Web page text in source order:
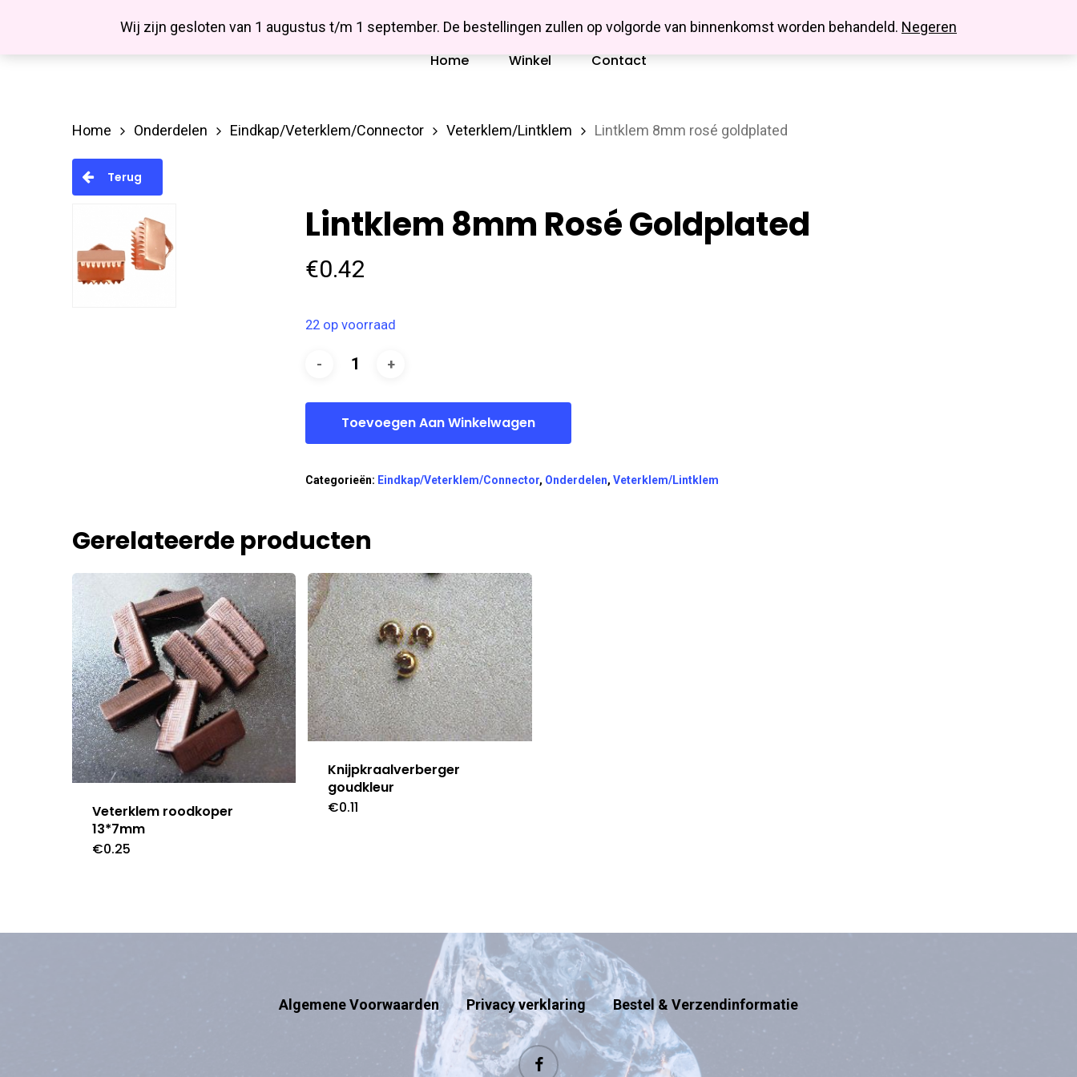
Wij zijn gesloten van 1 augustus t/m 1 september. De bestellingen zullen op volgorde van binnenkomst worden behandeld. Negeren
Hit enter to search or ESC to close
Missbluesieraden
Facebook
Home Winkel Contact
Home Onderdelen Eindkap/Veterklem/Connector Veterklem/Lintklem Lintklem 8mm rosé goldplated
Terug
Lintklem 8mm Rosé Goldplated
€0.42
22 op voorraad
Toevoegen Aan Winkelwagen
Categorieën: Eindkap/Veterklem/Connector, Onderdelen, Veterklem/Lintklem
Gerelateerde producten
Veterklem roodkoper
13*7mm
€0.25
Knijpkraalverberger
goudkleur
€0.11
Algemene Voorwaarden Privacy verklaring Bestel & Verzendinformatie
facebook